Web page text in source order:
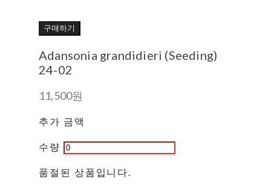
구매하기
Adansonia grandidieri (Seeding)
24-02
11,500원
추가 금액
수량
품절된 상품입니다.